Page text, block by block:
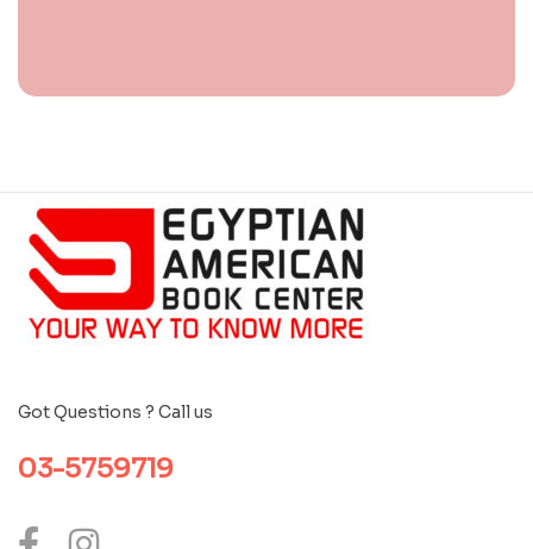
Got Questions ? Call us
03-5759719